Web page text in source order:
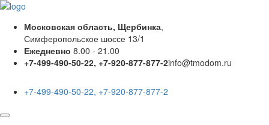
Московская область, Щербинка,
Симферопольское шоссе 13/1
Ежедневно 8.00 - 21.00
+7-499-490-50-22, +7-920-877-877-2info@tmodom.ru
+7-499-490-50-22, +7-920-877-877-2